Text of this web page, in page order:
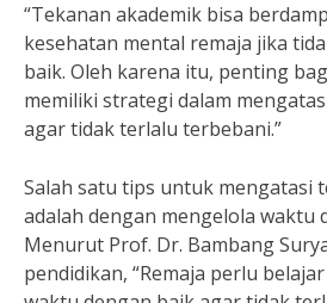
“Tekanan akademik bisa
kesehatan mental remaja jika
baik. Oleh karena itu, penting
memiliki strategi dalam
agar tidak terlalu terbebani.”
Salah satu tips untuk mengatasi
adalah dengan mengelola waktu
Menurut Prof. Dr. Bambang
pendidikan, “Remaja perlu